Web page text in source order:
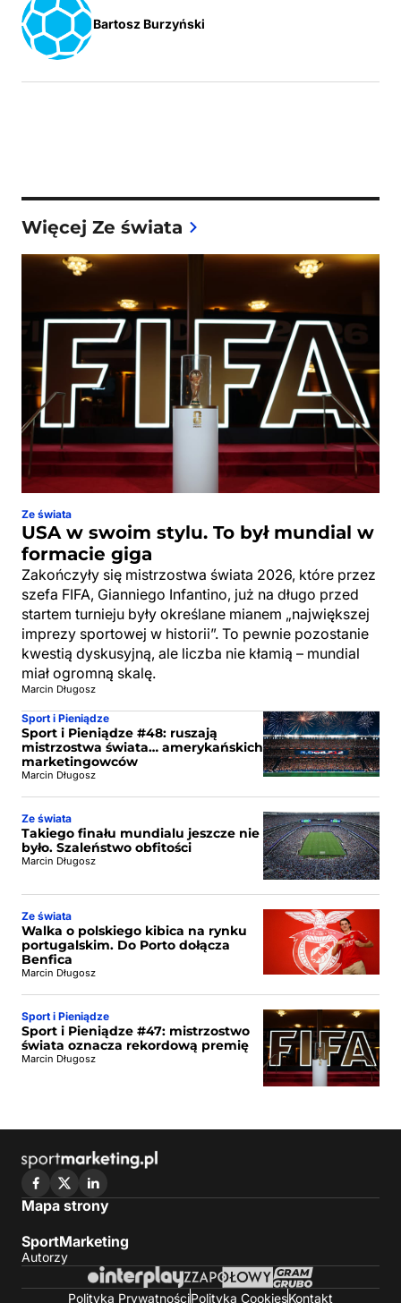
Bartosz Burzyński
Więcej Ze świata
Ze świata
USA w swoim stylu. To był mundial w
formacie giga
Zakończyły się mistrzostwa świata 2026, które przez
szefa FIFA, Gianniego Infantino, już na długo przed
startem turnieju były określane mianem „największej
imprezy sportowej w historii”. To pewnie pozostanie
kwestią dyskusyjną, ale liczba nie kłamią – mundial
miał ogromną skalę.
Marcin Długosz
Sport i Pieniądze
Sport i Pieniądze #48: ruszają
mistrzostwa świata… amerykańskich
marketingowców
Marcin Długosz
Ze świata
Takiego finału mundialu jeszcze nie
było. Szaleństwo obfitości
Marcin Długosz
Ze świata
Walka o polskiego kibica na rynku
portugalskim. Do Porto dołącza
Benfica
Marcin Długosz
Sport i Pieniądze
Sport i Pieniądze #47: mistrzostwo
świata oznacza rekordową premię
Marcin Długosz
Mapa strony
SportMarketing
Autorzy
Polityka PrywatnościPolityka CookiesKontakt